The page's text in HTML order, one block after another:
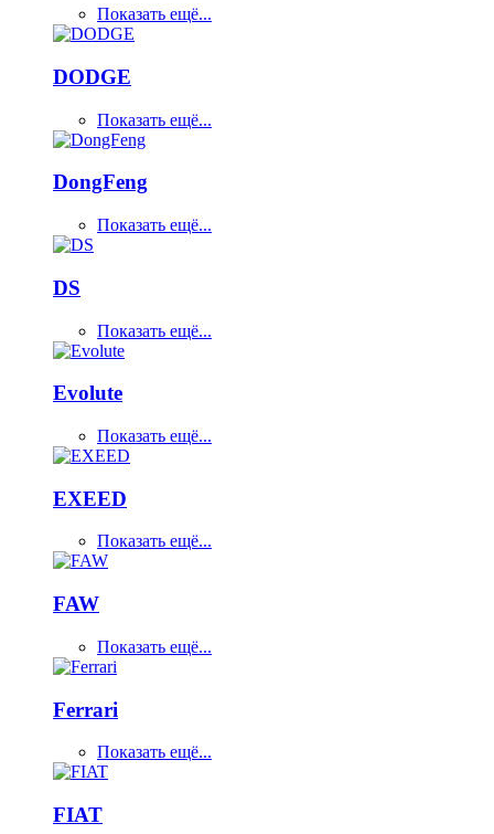
Показать ещё...
DODGE
Показать ещё...
DongFeng
Показать ещё...
DS
Показать ещё...
Evolute
Показать ещё...
EXEED
Показать ещё...
FAW
Показать ещё...
Ferrari
Показать ещё...
FIAT